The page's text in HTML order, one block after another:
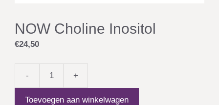
NOW Choline Inositol
€24,50
-
Choline
+
Toevoegen aan winkelwagen